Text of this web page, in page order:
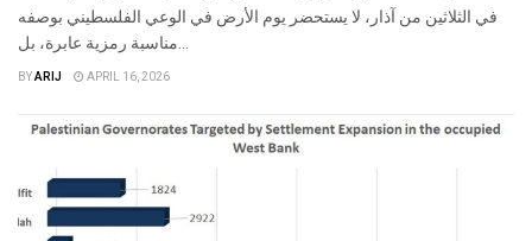
في الثلاثين من آذار، لا يستحضر يوم الأرض في الوعي الفلسطيني بوصفه
BYARIJ APRIL 16, 2026